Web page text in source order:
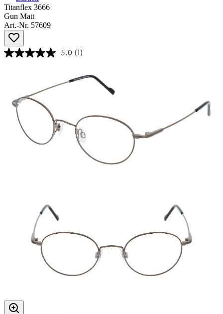
Titanflex 3666
Gun Matt
Art.-Nr. 57609
5.0 (1)